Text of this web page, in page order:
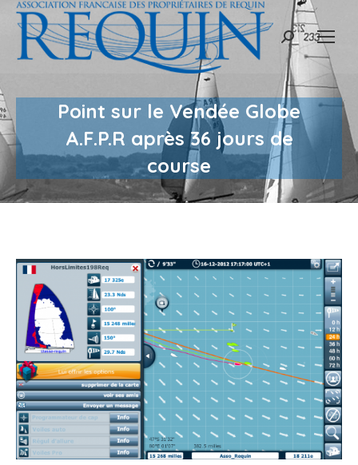
Recherche
Point sur le Vendée Globe
A.F.P.R après 36 jours de
course